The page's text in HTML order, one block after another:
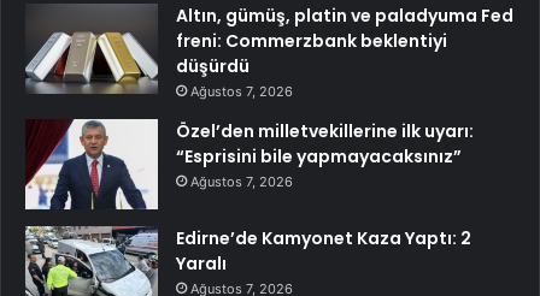
Altın, gümüş, platin ve paladyuma Fed
freni: Commerzbank beklentiyi
düşürdü
Ağustos 7, 2026
Özel’den milletvekillerine ilk uyarı:
“Esprisini bile yapmayacaksınız”
Ağustos 7, 2026
Edirne’de Kamyonet Kaza Yaptı: 2
Yaralı
Ağustos 7, 2026